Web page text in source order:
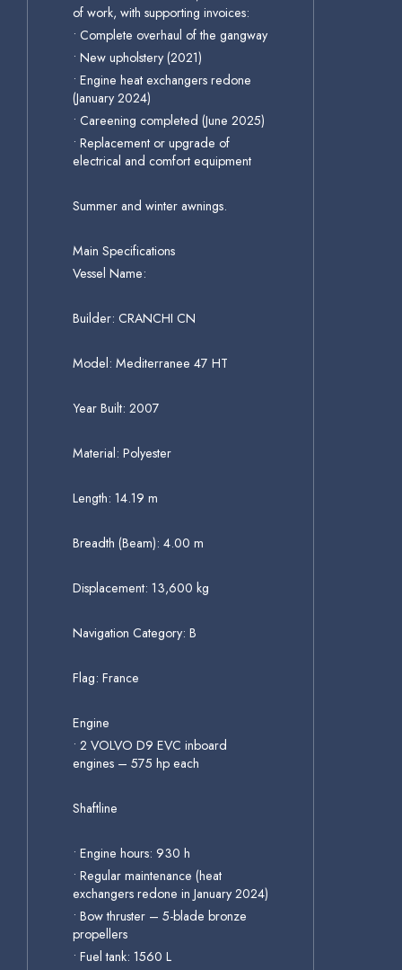
of work, with supporting invoices:
• Complete overhaul of the gangway
• New upholstery (2021)
• Engine heat exchangers redone
(January 2024)
• Careening completed (June 2025)
• Replacement or upgrade of
electrical and comfort equipment
Summer and winter awnings.
Main Specifications
Vessel Name:
Builder: CRANCHI CN
Model: Mediterranee 47 HT
Year Built: 2007
Material: Polyester
Length: 14.19 m
Breadth (Beam): 4.00 m
Displacement: 13,600 kg
Navigation Category: B
Flag: France
Engine
• 2 VOLVO D9 EVC inboard
engines – 575 hp each
Shaftline
• Engine hours: 930 h
• Regular maintenance (heat
exchangers redone in January 2024)
• Bow thruster – 5-blade bronze
propellers
• Fuel tank: 1560 L